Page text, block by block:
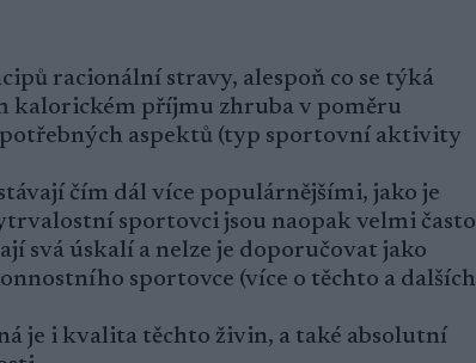
racionální stravy, alespoň co se týká
kalorickém příjmu zhruba v poměru
potřebných aspektů (typ sportovní aktivity
čím dál více populárnějšími, jako je
sportovci jsou naopak velmi často
svá úskalí a nelze je doporučovat jako
sportovce (více o těchto a dalších
je i kvalita těchto živin, a také absolutní